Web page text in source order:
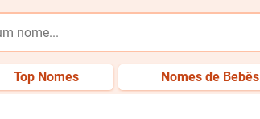
Top Nomes Nomes de Bebês